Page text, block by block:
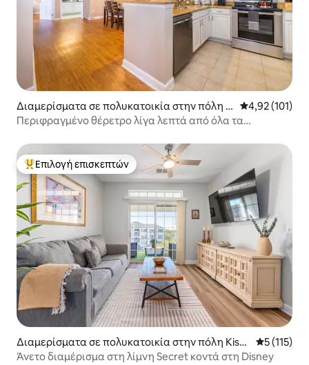
Διαμερίσματα σε πολυκατοικία στην πόλη D
avenport
Μέση
4,92 (101)
Περιφραγμένο θέρετρο λίγα λεπτά από όλα τα
Κορυφαία επιλογή επισκεπτών
Επιλογή επισκεπτών
Διαμερίσματα σε πολυκατοικία στην πόλη Kissi
mmee
Μέση
5 (115)
Άνετο διαμέρισμα στη λίμνη Secret κοντά στη Disney